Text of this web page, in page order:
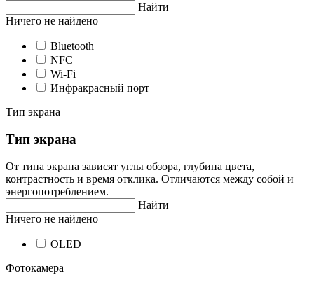
Найти
Ничего не найдено
Bluetooth
NFC
Wi-Fi
Инфракрасный порт
Тип экрана
Тип экрана
От типа экрана зависят углы обзора, глубина цвета,
контрастность и время отклика. Отличаются между собой и
энергопотреблением.
Найти
Ничего не найдено
OLED
Фотокамера